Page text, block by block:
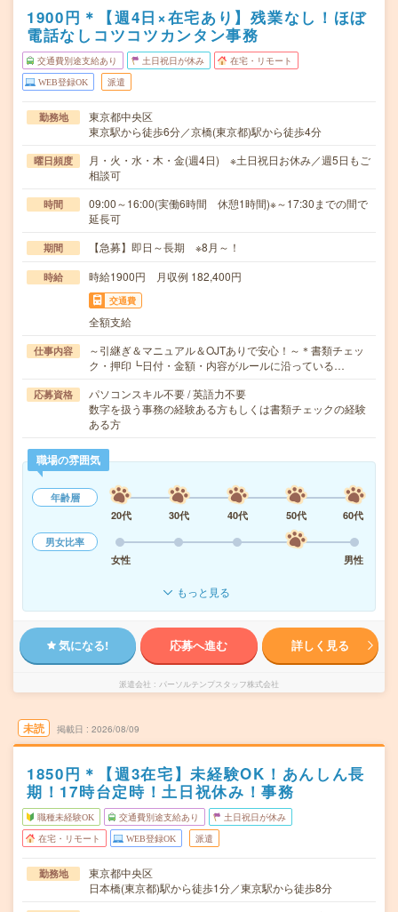
1900円＊【週4日×在宅あり】残業なし！ほぼ
電話なしコツコツカンタン事務
交通費別途支給あり 土日祝日が休み 在宅・リモート
WEB登録OK 派遣
勤務地
東京都中央区
東京駅から徒歩6分／京橋(東京都)駅から徒歩4分
曜日頻度
月・火・水・木・金(週4日) ※土日祝日お休み／週5日もご
相談可
時間
09:00～16:00(実働6時間 休憩1時間)※～17:30までの間で
延長可
期間 【急募】即日～長期 ※8月～！
時給 時給1900円 月収例 182,400円
交通費
全額支給
仕事内容
～引継ぎ＆マニュアル＆OJTありで安心！～＊書類チェッ
ク・押印┗日付・金額・内容がルールに沿っている…
応募資格
パソコンスキル不要 / 英語力不要
数字を扱う事務の経験ある方もしくは書類チェックの経験
ある方
職場の雰囲気
年齢層
20代
30代 40代 50代
60代
男女比率
女性
男性
もっと見る
気になる! 応募へ進む 詳しく見る
派遣会社 パーソルテンプスタッフ株式会社
未読 掲載日 2026/08/09
1850円＊【週3在宅】未経験OK！あんしん長
期！17時台定時！土日祝休み！事務
職種未経験OK 交通費別途支給あり 土日祝日が休み
在宅・リモート WEB登録OK 派遣
勤務地
東京都中央区
日本橋(東京都)駅から徒歩1分／東京駅から徒歩8分